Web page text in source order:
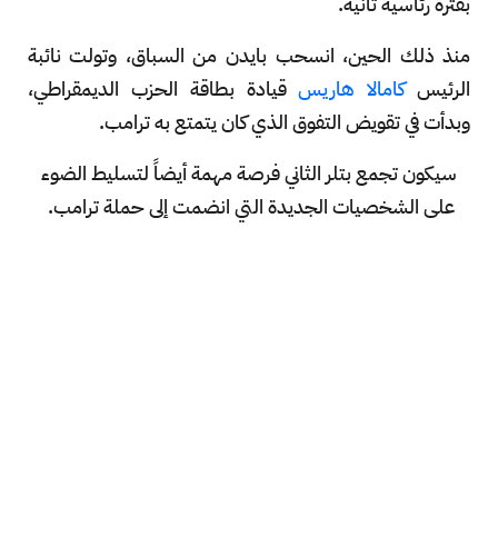
منذ ذلك الحين، انسحب بايدن من السباق، وتولت نائبة
الرئيسكامالا هاريسقيادة بطاقة الحزب الديمقراطي،
وبدأت في تقويض التفوق الذي كان يتمتع به ترامب.
سيكون تجمع بتلر الثاني فرصة مهمة أيضاً لتسليط الضوء
على الشخصيات الجديدة التي انضمت إلى حملة ترامب.